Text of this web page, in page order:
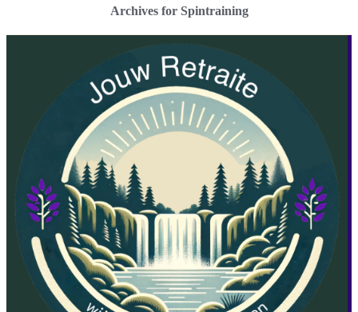
Archives for Spintraining